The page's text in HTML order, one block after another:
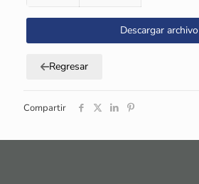
Descargar archivo
Regresar
Compartir